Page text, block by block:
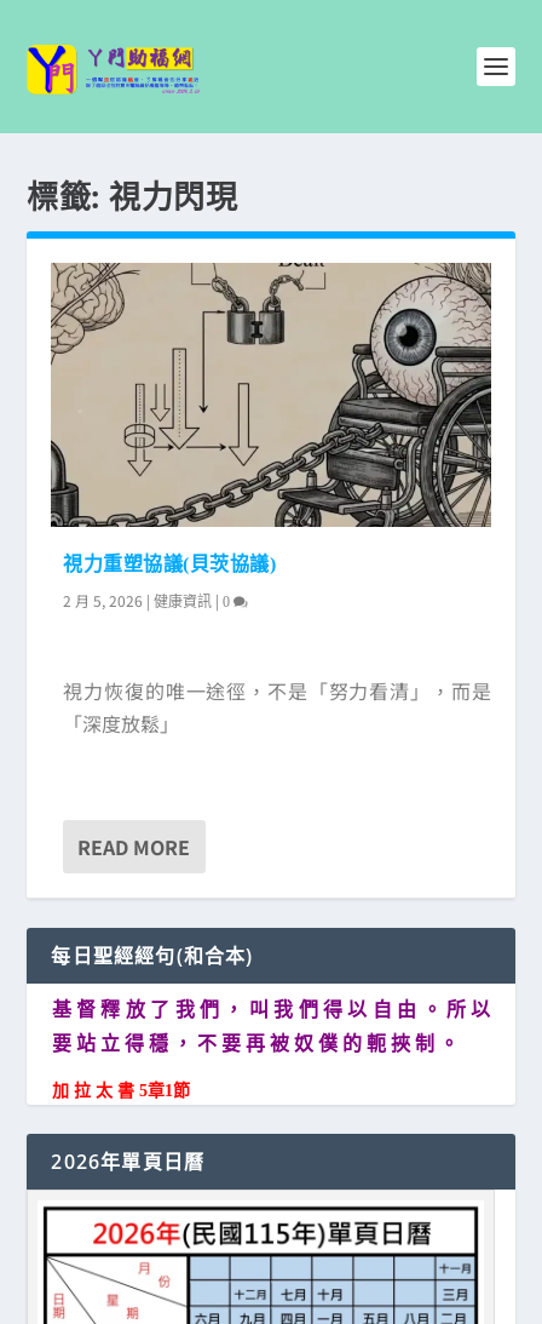
標籤:視力閃現
視力重塑協議(貝茨協議)
2 月 5, 2026 |健康資訊 |0
視力恢復的唯一途徑，不是「努力看清」，而是
「深度放鬆」
READ MORE
每日聖經經句(和合本)
基 督 釋 放 了 我 們 ， 叫 我 們 得 以 自 由 。 所 以
要 站 立 得 穩 ， 不 要 再 被 奴 僕 的 軛 挾 制 。
加 拉 太 書 5章1節
2026年單頁日曆